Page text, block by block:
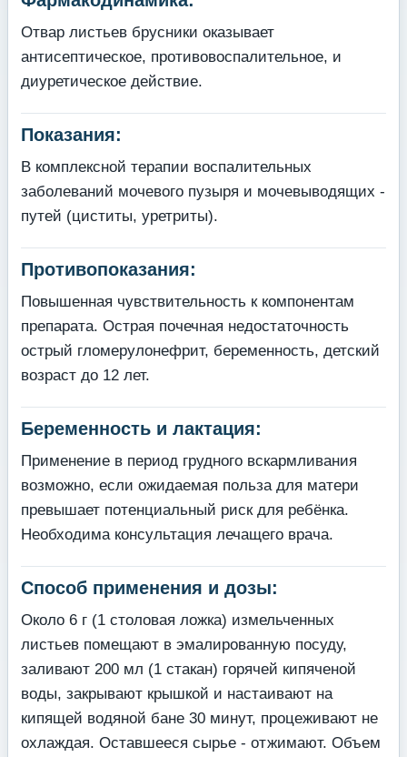
Отвар листьев брусники оказывает
антисептическое, противовоспалительное, и
диуретическое действие.
Показания:
В комплексной терапии воспалительных
заболеваний мочевого пузыря и мочевыводящих -
путей (циститы, уретриты).
Противопоказания:
Повышенная чувствительность к компонентам
препарата. Острая почечная недостаточность
острый гломерулонефрит, беременность, детский
возраст до 12 лет.
Беременность и лактация:
Применение в период грудного вскармливания
возможно, если ожидаемая польза для матери
превышает потенциальный риск для ребёнка.
Необходима консультация лечащего врача.
Способ применения и дозы:
Около 6 г (1 столовая ложка) измельченных
листьев помещают в эмалированную посуду,
заливают 200 мл (1 стакан) горячей кипяченой
воды, закрывают крышкой и настаивают на
кипящей водяной бане 30 минут, процеживают не
охлаждая. Оставшееся сырье - отжимают. Объем